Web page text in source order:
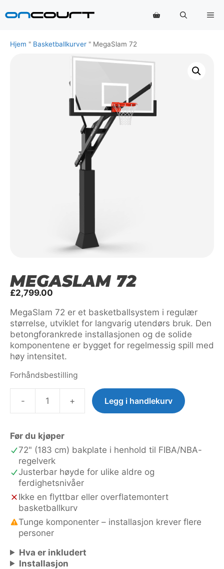
til
Hjem " Basketballkurver " MegaSlam 72
MEGASLAM 72
£2,799.00
MegaSlam 72 er et basketballsystem i regulær
størrelse, utviklet for langvarig utendørs bruk. Den
betongforankrede installasjonen og de solide
komponentene er bygget for regelmessig spill med
høy intensitet.
Forhåndsbestilling
-
MegaSlam
72
+ Legg i handlekurv
Før du kjøper
72" (183 cm) bakplate i henhold til FIBA/NBA-
regelverk
Justerbar høyde for ulike aldre og
ferdighetsnivåer
Ikke en flyttbar eller overflatemontert
basketballkurv
Tunge komponenter – installasjon krever flere
personer
Hva er inkludert
Installasjon